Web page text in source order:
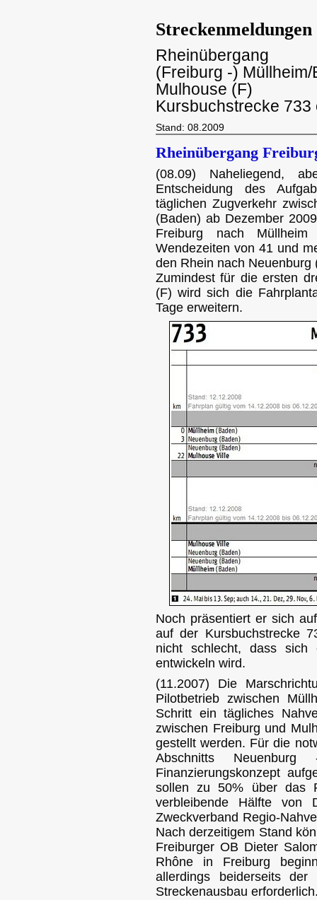
Streckenmeldungen
Rheinübergang
(Freiburg -)
Mulhouse (F)
Kursbuchstrecke 733
Stand: 08.2009
Rheinübergang
(08.09) Naheliegend,
Entscheidung des
täglichen Zugverkehr
(Baden) ab Dezember
Freiburg nach
Wendezeiten von 41 und
den Rhein nach Neuenburg
Zumindest für die ersten
(F) wird sich die
Tage erweitern.
Noch präsentiert er sich
auf der Kursbuchstrecke
nicht schlecht, dass sich
entwickeln wird.
(11.2007) Die
Pilotbetrieb zwischen
Schritt ein tägliches
zwischen Freiburg und
gestellt werden. Für die
Abschnitts
Finanzierungskonzept
sollen zu 50% über das
verbleibende Hälfte
Zweckverband Regio-
Nach derzeitigem Stand
Freiburger OB Dieter
Rhône in Freiburg
allerdings beiderseits
Streckenausbau